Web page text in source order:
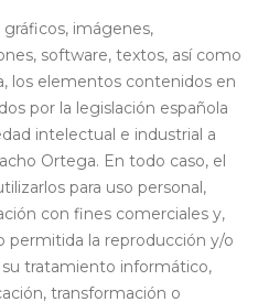
imágenes,
software, textos, así como
los elementos contenidos en
por la legislación española
intelectual e industrial a
Ortega. En todo caso, el
para uso personal,
con fines comerciales y,
permitida la reproducción y/o
su tratamiento informático,
transformación o